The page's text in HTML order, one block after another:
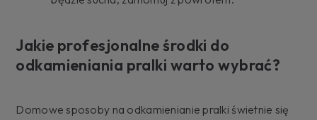
Jakie profesjonalne środki do
odkamieniania pralki warto wybrać?
Domowe sposoby na odkamienianie pralki świetnie się